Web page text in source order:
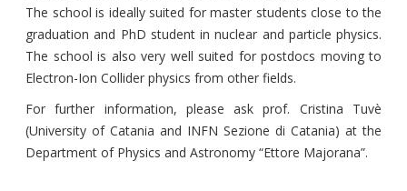
The school is ideally suited for master students close to the
graduation and PhD student in nuclear and particle physics.
The school is also very well suited for postdocs moving to
Electron-Ion Collider physics from other fields.
For further information, please ask prof. Cristina Tuvè
(University of Catania and INFN Sezione di Catania) at the
Department of Physics and Astronomy “Ettore Majorana”.